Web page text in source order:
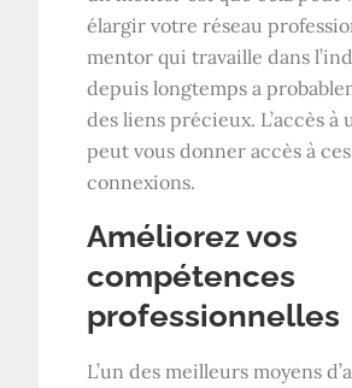
élargir votre réseau
mentor qui travaille dans
depuis longtemps a
des liens précieux. L’accès à
peut vous donner accès à ces
connexions.
Améliorez vos
compétences
professionnelles
L’un des meilleurs moyens